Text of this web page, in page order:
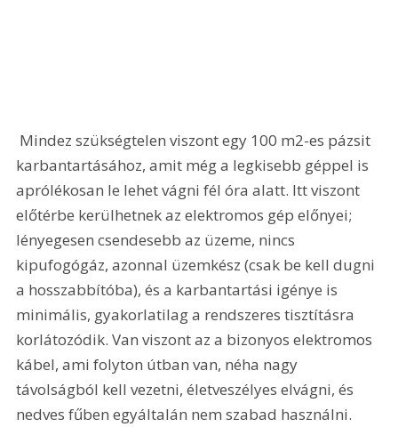
karbantartásához, amit még a legkisebb géppel is
aprólékosan le lehet vágni fél óra alatt. Itt viszont
előtérbe kerülhetnek az elektromos gép előnyei;
lényegesen csendesebb az üzeme, nincs
kipufogógáz, azonnal üzemkész (csak be kell dugni
a hosszabbítóba), és a karbantartási igénye is
minimális, gyakorlatilag a rendszeres tisztításra
korlátozódik. Van viszont az a bizonyos elektromos
kábel, ami folyton útban van, néha nagy
távolságból kell vezetni, életveszélyes elvágni, és
nedves fűben egyáltalán nem szabad használni.